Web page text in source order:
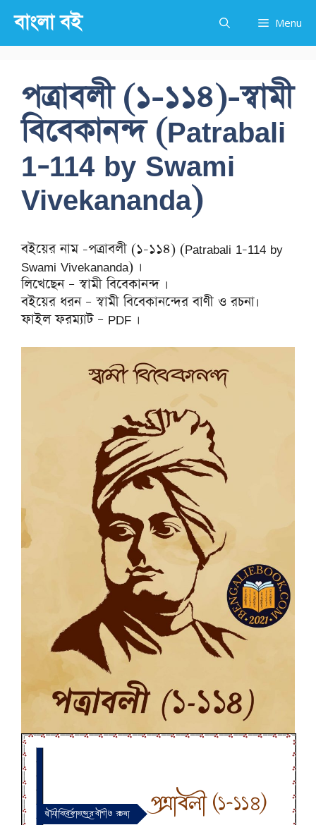
content
বাংলা বই Menu
পত্রাবলী (১-১১৪)-স্বামী
বিবেকানন্দ (Patrabali
1-114 by Swami
Vivekananda)
বইয়ের নাম -পত্রাবলী (১-১১৪) (Patrabali 1-114 by
Swami Vivekananda) ।
লিখেছেন – স্বামী বিবেকানন্দ ।
বইয়ের ধরন – স্বামী বিবেকানন্দের বাণী ও রচনা।
ফাইল ফরম্যাট – PDF ।